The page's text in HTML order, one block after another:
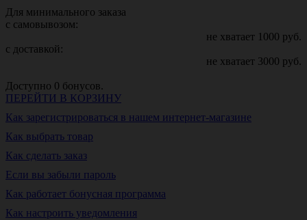
Для минимального заказа
с самовывозом:
не хватает 1000 руб.
с доставкой:
не хватает 3000 руб.
Доступно 0 бонусов.
ПЕРЕЙТИ В КОРЗИНУ
Как зарегистрироваться в нашем интернет-магазине
Как выбрать товар
Как сделать заказ
Если вы забыли пароль
Как работает бонусная программа
Как настроить уведомления